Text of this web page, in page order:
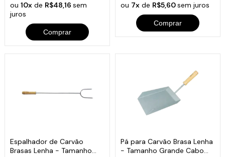
ou10x de R$48,16sem
juros
Comprar
ou 7xde R$5,60sem juros
Comprar
Espalhador de Carvão
Brasas Lenha - Tamanho
Pá para Carvão Brasa Lenha
- Tamanho Grande Cabo